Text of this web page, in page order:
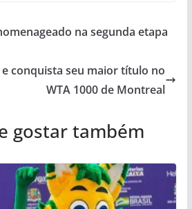
na segunda etapa
conquista seu maior título no
WTA 1000 de Montreal
gostar também